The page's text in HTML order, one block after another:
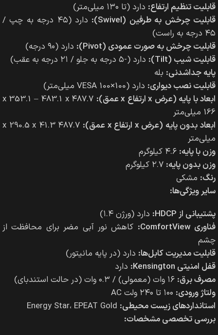
قابلیت تنظیم ارتفاع: دارد (تا ۱۳۰ میلی‌متر)
قابلیت چرخش به طرفین (Swivel):
دارد (۴۵ درجه به چپ /
۴۵ درجه به راست)
قابلیت چرخش به صورت عمودی (Pivot):
دارد (۹۰ درجه)
قابلیت شیب (Tilt):
دارد (-۵ درجه به جلو / ۲۱ درجه به عقب)
پایه جداشدنی: بله
قابلیت نصب دیواری: دارد (VESA 100×100 میلی‌متر)
ابعاد با پایه (عرض x ارتفاع x عمق):
۴۸۷.۷ x 353.1 – 483.1 x
166 میلی‌متر
ابعاد بدون پایه (عرض x ارتفاع x عمق):
۴۸۷.۷ x 290.5 x 41.3
میلی‌متر
وزن با پایه:
وزن بدون پایه:
رنگ: مشکی
سایر ویژگی‌ها:
پشتیبانی از HDCP:
دارد (ورژن ۱.۴)
فناوری ComfortView:
کاهش نور آبی مضر برای محافظت از
چشم
قابلیت مدیریت کابل‌ها: دارد (در پایه مانیتور)
قفل امنیتی Kensington:
دارد
مصرف برق:
ولتاژ ورودی:
استانداردهای زیست محیطی:
بررسی تخصصی مشخصات: